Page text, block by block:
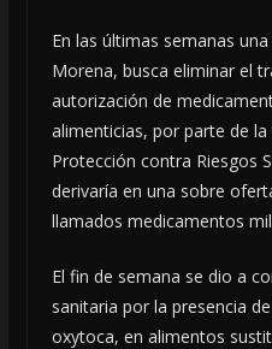
En las últimas semanas
Morena, busca eliminar el
autorización de
alimenticias, por parte de
Protección contra Riesgos
derivaría en una sobre
llamados medicamentos
El fin de semana se dio a
sanitaria por la presencia
oxytoca, en alimentos